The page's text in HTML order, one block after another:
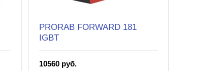
PRORAB FORWARD 181
IGBT
10560 руб.